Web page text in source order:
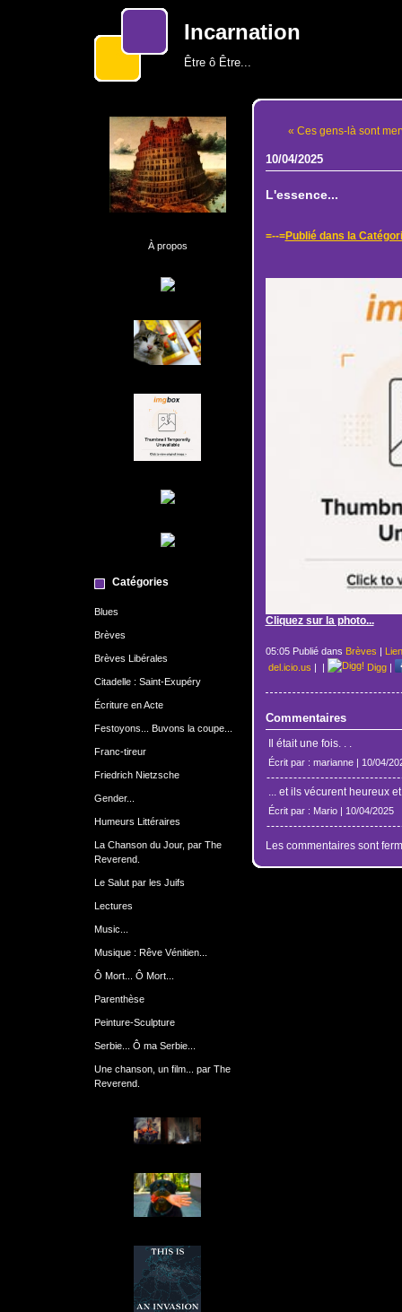
Incarnation
Être ô Être...
À propos
Catégories
Blues
Brèves
Brèves Libérales
Citadelle : Saint-Exupéry
Écriture en Acte
Festoyons... Buvons la coupe...
Franc-tireur
Friedrich Nietzsche
Gender...
Humeurs Littéraires
La Chanson du Jour, par The
Reverend.
Le Salut par les Juifs
Lectures
Music...
Musique : Rêve Vénitien...
Ô Mort... Ô Mort...
Parenthèse
Peinture-Sculpture
Serbie... Ô ma Serbie...
Une chanson, un film... par The
Reverend.
« Ces gens-là sont
10/04/2025
L'essence...
=--=Publié dans la
Cliquez sur la photo...
05:05 Publié dans Brèves |
del.icio.us | | Digg|
Commentaires
Il était une fois. . .
Écrit par : marianne | 10/04/
... et ils vécurent heureux
Écrit par : Mario | 10/04/2025
Les commentaires sont